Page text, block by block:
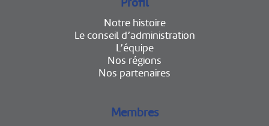
Notre histoire
Le conseil d’administration
L’équipe
Nos régions
Nos partenaires
Membres